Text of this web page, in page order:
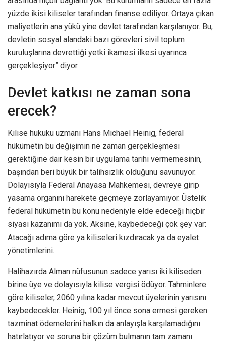
yüzde ikisi kiliseler tarafından finanse ediliyor. Ortaya çıkan
maliyetlerin ana yükü yine devlet tarafından karşılanıyor. Bu,
devletin sosyal alandaki bazı görevleri sivil toplum
kuruluşlarına devrettiği yetki ikamesi ilkesi uyarınca
gerçekleşiyor” diyor.
Devlet katkısı ne zaman sona
erecek?
Kilise hukuku uzmanı Hans Michael Heinig, federal
hükümetin bu değişimin ne zaman gerçekleşmesi
gerektiğine dair kesin bir uygulama tarihi vermemesinin,
başından beri büyük bir talihsizlik olduğunu savunuyor.
Dolayısıyla Federal Anayasa Mahkemesi, devreye girip
yasama organını harekete geçmeye zorlayamıyor. Üstelik
federal hükümetin bu konu nedeniyle elde edeceği hiçbir
siyasi kazanımı da yok. Aksine, kaybedeceği çok şey var:
Atacağı adıma göre ya kiliseleri kızdıracak ya da eyalet
yönetimlerini.
Halihazırda Alman nüfusunun sadece yarısı iki kiliseden
birine üye ve dolayısıyla kilise vergisi ödüyor. Tahminlere
göre kiliseler, 2060 yılına kadar mevcut üyelerinin yarısını
kaybedecekler. Heinig, 100 yıl önce sona ermesi gereken
tazminat ödemelerini halkın da anlayışla karşılamadığını
hatırlatıyor ve soruna bir çözüm bulmanın tam zamanı